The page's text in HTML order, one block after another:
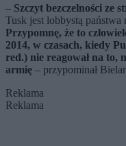
– Szczyt bezczelności ze
Tusk jest lobbystą
Przypomnę, że to
2014, w czasach, kiedy
red.) nie reagował na to,
armię – przypominał
Reklama
Reklama